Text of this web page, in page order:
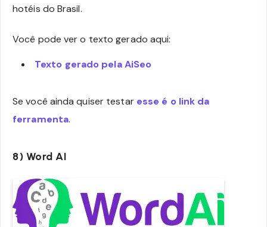
hotéis do Brasil.
Você pode ver o texto gerado aqui:
Texto gerado pela AiSeo
Se você ainda quiser testar esse é o link da
ferramenta.
8) Word AI